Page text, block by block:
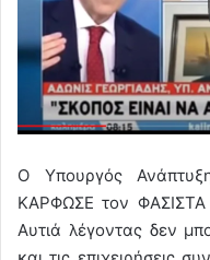
Ο Υπουργός
ΚΑΡΦΩΣΕ τον
Αυτιά λέγοντας δεν